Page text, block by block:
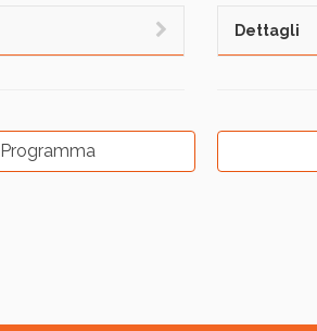
Programma
Dettagli